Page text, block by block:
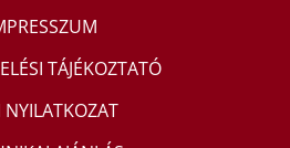
TÁJÉKOZTATÓ
NYILATKOZAT